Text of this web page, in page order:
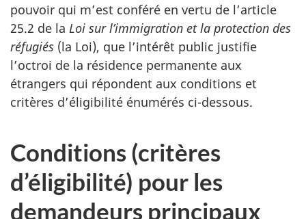
pouvoir qui m’est conféré en vertu de l’article
25.2 de la Loi sur l’immigration et la protection des
réfugiés (la Loi), que l’intérêt public justifie
l’octroi de la résidence permanente aux
étrangers qui répondent aux conditions et
critères d’éligibilité énumérés ci-dessous.
Conditions (critères
d’éligibilité) pour les
demandeurs principaux